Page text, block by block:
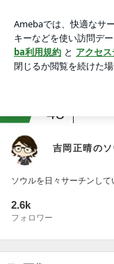
アプリをダウンロー
ょう。
48
吉岡正晴の
ソウルを日々サーチンし
2.6k
フォロワー